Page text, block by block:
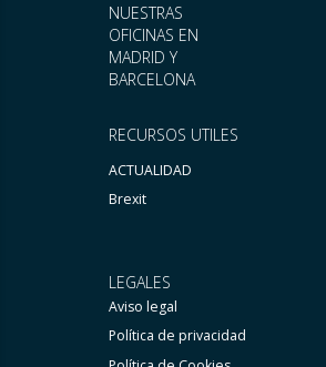
RECURSOS UTILES
ACTUALIDAD
Brexit
NUESTRAS
OFICINAS EN
MADRID Y
BARCELONA
LEGALES
Aviso legal
Política de privacidad